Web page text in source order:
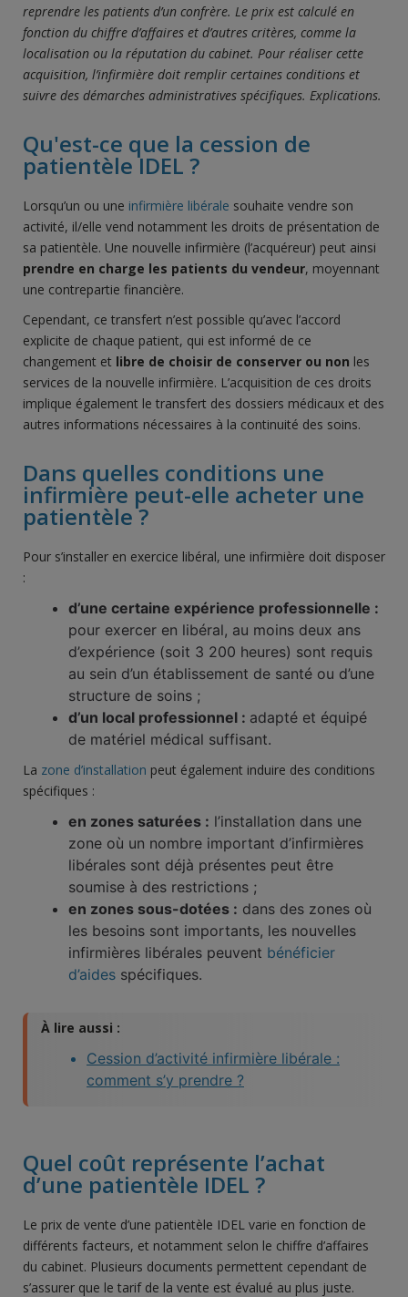
reprendre les patients d’un confrère. Le prix est calculé en
fonction du chiffre d’affaires et d’autres critères, comme la
localisation ou la réputation du cabinet. Pour réaliser cette
acquisition, l’infirmière doit remplir certaines conditions et
suivre des démarches administratives spécifiques. Explications.
Qu'est-ce que la cession de
patientèle IDEL ?
Lorsqu’un ou une infirmière libérale souhaite vendre son
activité, il/elle vend notamment les droits de présentation de
sa patientèle. Une nouvelle infirmière (l’acquéreur) peut ainsi
prendre en charge les patients du vendeur, moyennant
une contrepartie financière.
Cependant, ce transfert n’est possible qu’avec l’accord
explicite de chaque patient, qui est informé de ce
changement et libre de choisir de conserver ou non les
services de la nouvelle infirmière. L’acquisition de ces droits
implique également le transfert des dossiers médicaux et des
autres informations nécessaires à la continuité des soins.
Dans quelles conditions une
infirmière peut-elle acheter une
patientèle ?
Pour s’installer en exercice libéral, une infirmière doit disposer
:
d’une certaine expérience professionnelle :
pour exercer en libéral, au moins deux ans
d’expérience (soit 3 200 heures) sont requis
au sein d’un établissement de santé ou d’une
structure de soins ;
d’un local professionnel : adapté et équipé
de matériel médical suffisant.
La zone d’installation peut également induire des conditions
spécifiques :
en zones saturées : l’installation dans une
zone où un nombre important d’infirmières
libérales sont déjà présentes peut être
soumise à des restrictions ;
en zones sous-dotées : dans des zones où
les besoins sont importants, les nouvelles
infirmières libérales peuvent bénéficier
d’aides spécifiques.
À lire aussi :
Cession d’activité infirmière libérale :
comment s’y prendre ?
Quel coût représente l’achat
d’une patientèle IDEL ?
Le prix de vente d’une patientèle IDEL varie en fonction de
différents facteurs, et notamment selon le chiffre d’affaires
du cabinet. Plusieurs documents permettent cependant de
s’assurer que le tarif de la vente est évalué au plus juste.